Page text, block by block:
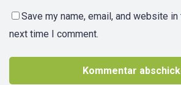
Save my name, email, and website
next time I comment.